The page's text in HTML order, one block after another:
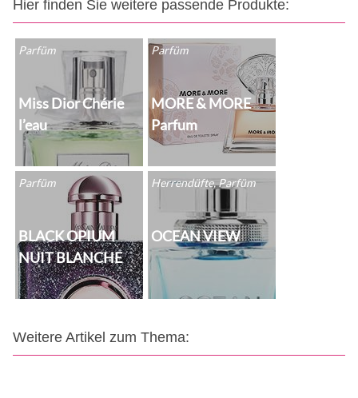
Hier finden Sie weitere passende Produkte:
Parfüm
Miss Dior Chérie
l’eau
Parfüm
MORE & MORE
Parfum
Parfüm
BLACK OPIUM
NUIT BLANCHE
Herrendüfte, Parfüm
OCEAN VIEW
Weitere Artikel zum Thema: